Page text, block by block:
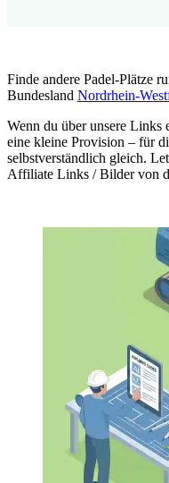
Finde andere Padel-Plätze
Bundesland Nordrhein-
Wenn du über unsere
eine kleine Provision – für
selbstverständlich gleich.
Affiliate Links / Bilder von